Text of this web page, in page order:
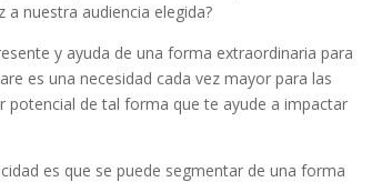
nuestra audiencia elegida?
y ayuda de una forma extraordinaria para
es una necesidad cada vez mayor para las
potencial de tal forma que te ayude a impactar
es que se puede segmentar de una forma